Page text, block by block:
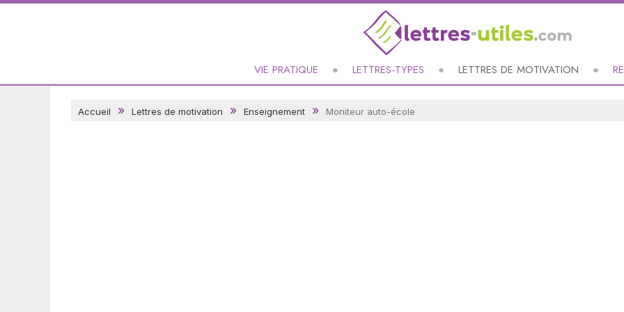
VIE PRATIQUE LETTRES-TYPES LETTRES DE MOTIVATION
Accueil Lettres de motivation Enseignement Moniteur auto-école